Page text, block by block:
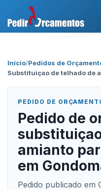
Início/Pedidos de
Substituiçao de telhado de
PEDIDO DE
Pedido de
amianto
em
Pedido publicado em
Área Profissional
Como Funciona?
Testemunhos